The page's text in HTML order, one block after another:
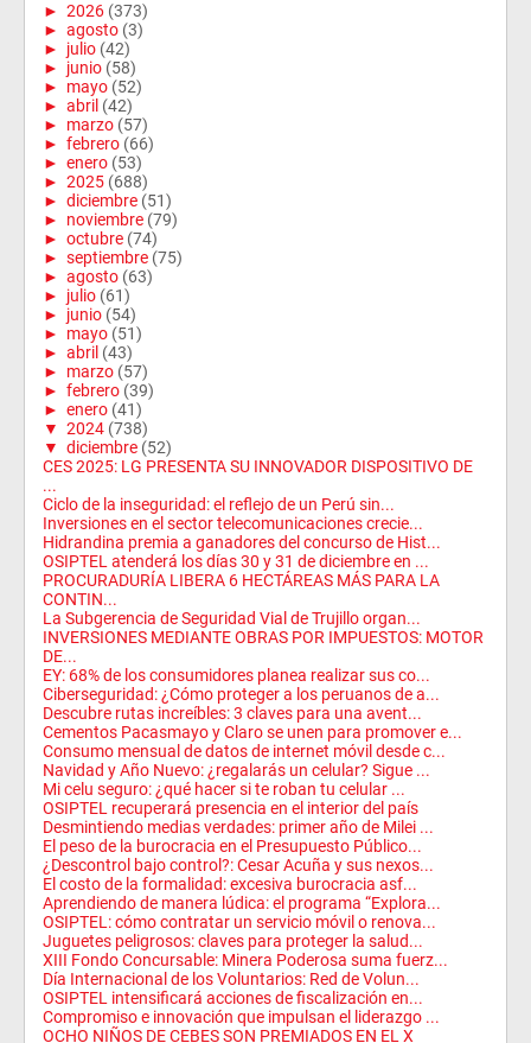
► 2026 (373)
► agosto (3)
► julio (42)
► junio (58)
► mayo (52)
► abril (42)
► marzo (57)
► febrero (66)
► enero (53)
► 2025 (688)
► diciembre (51)
► noviembre (79)
► octubre (74)
► septiembre (75)
► agosto (63)
► julio (61)
► junio (54)
► mayo (51)
► abril (43)
► marzo (57)
► febrero (39)
► enero (41)
▼ 2024 (738)
▼ diciembre (52)
CES 2025: LG PRESENTA SU INNOVADOR DISPOSITIVO DE
...
Ciclo de la inseguridad: el reflejo de un Perú sin...
Inversiones en el sector telecomunicaciones crecie...
Hidrandina premia a ganadores del concurso de Hist...
OSIPTEL atenderá los días 30 y 31 de diciembre en ...
PROCURADURÍA LIBERA 6 HECTÁREAS MÁS PARA LA
CONTIN...
La Subgerencia de Seguridad Vial de Trujillo organ...
INVERSIONES MEDIANTE OBRAS POR IMPUESTOS: MOTOR
DE...
EY: 68% de los consumidores planea realizar sus co...
Ciberseguridad: ¿Cómo proteger a los peruanos de a...
Descubre rutas increíbles: 3 claves para una avent...
Cementos Pacasmayo y Claro se unen para promover e...
Consumo mensual de datos de internet móvil desde c...
Navidad y Año Nuevo: ¿regalarás un celular? Sigue ...
Mi celu seguro: ¿qué hacer si te roban tu celular ...
OSIPTEL recuperará presencia en el interior del país
Desmintiendo medias verdades: primer año de Milei ...
El peso de la burocracia en el Presupuesto Público...
¿Descontrol bajo control?: Cesar Acuña y sus nexos...
El costo de la formalidad: excesiva burocracia asf...
Aprendiendo de manera lúdica: el programa “Explora...
OSIPTEL: cómo contratar un servicio móvil o renova...
Juguetes peligrosos: claves para proteger la salud...
XIII Fondo Concursable: Minera Poderosa suma fuerz...
Día Internacional de los Voluntarios: Red de Volun...
OSIPTEL intensificará acciones de fiscalización en...
Compromiso e innovación que impulsan el liderazgo ...
OCHO NIÑOS DE CEBES SON PREMIADOS EN EL X